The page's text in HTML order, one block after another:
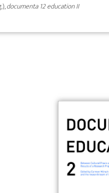
documenta 12 education II